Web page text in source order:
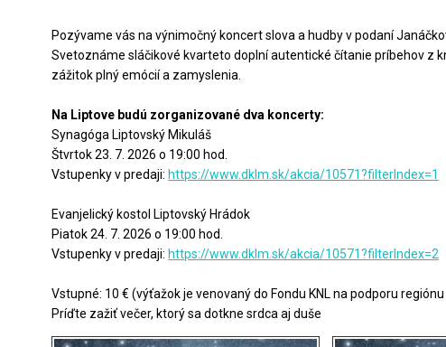
Pozývame vás na výnimočný koncert slova a hudby v podaní
Svetoznáme sláčikové kvarteto doplní autentické čítanie príbehov z
zážitok plný emócií a zamyslenia.
Na Liptove budú zorganizované dva koncerty:
Synagóga Liptovský Mikuláš
Štvrtok 23. 7. 2026 o 19:00 hod.
Vstupenky v predaji: https://www.dklm.sk/akcia/10571?filterIndex=1
Evanjelický kostol Liptovský Hrádok
Piatok 24. 7. 2026 o 19:00 hod.
Vstupenky v predaji: https://www.dklm.sk/akcia/10571?filterIndex=2
Vstupné: 10 € (výťažok je venovaný do Fondu KNL na podporu
Príďte zažiť večer, ktorý sa dotkne srdca aj duše